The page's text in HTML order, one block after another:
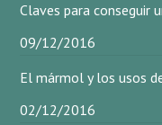
Claves para conseguir
09/12/2016
El mármol y los usos
02/12/2016